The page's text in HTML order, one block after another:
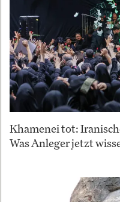
Khamenei tot:
Was Anleger jetzt